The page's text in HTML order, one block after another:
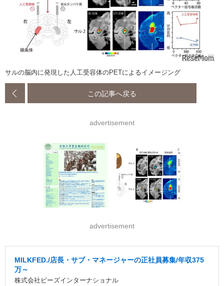
サルの脳内に発現した人工受容体のPETによるイメージング
この記事へ戻る
advertisement
advertisement
MILKFED./店長・サブ・マネージャーの正社員募集/年収375
万～
株式会社ビーズインターナショナル